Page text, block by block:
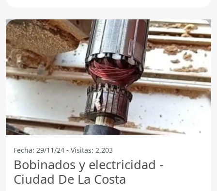
Fecha: 29/11/24 - Visitas: 2.203
Bobinados y electricidad -
Ciudad De La Costa